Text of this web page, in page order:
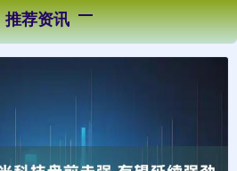
推荐资讯